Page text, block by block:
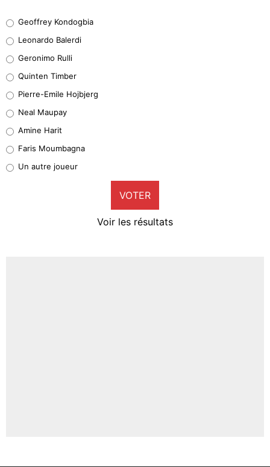
38%
32%
5%
1%
9%
Geoffrey Kondogbia
Leonardo Balerdi
Geronimo Rulli
Quinten Timber
Pierre-Emile Hojbjerg
Neal Maupay
Amine Harit
Faris Moumbagna
Un autre joueur
VOTER
Voir les résultats